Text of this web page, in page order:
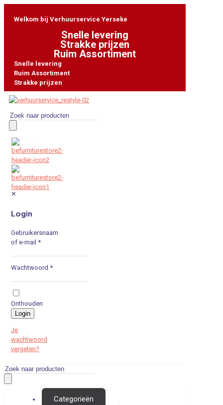
Welkom bij Verhuurservice Yerseke
Snelle levering
Strakke prijzen
Ruim Assortiment
Snelle levering
Ruim Assortiment
Strakke prijzen
Producten
zoeken
0
✕
Login
Gebruikersnaam
of e-mail *
Wachtwoord *
Onthouden
Login
Je
wachtwoord
vergeten?
Producten
zoeken
Categorieën